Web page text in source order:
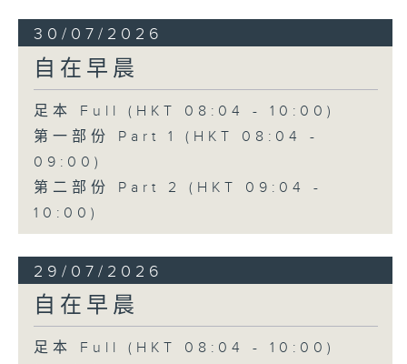
30/07/2026
自在早晨
足本 Full (HKT 08:04 - 10:00)
第一部份 Part 1 (HKT 08:04 -
09:00)
第二部份 Part 2 (HKT 09:04 -
10:00)
29/07/2026
自在早晨
足本 Full (HKT 08:04 - 10:00)